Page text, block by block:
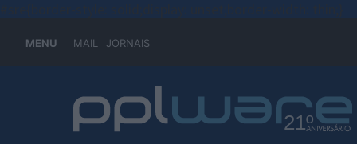
MENU MAIL JORNAIS